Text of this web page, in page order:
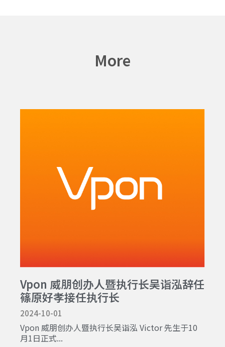
More
Vpon 威朋创办人暨执行长吴诣泓辞任
篠原好孝接任执行长
2024-10-01
Vpon 威朋创办人暨执行长吴诣泓 Victor 先生于10
月1日正式...